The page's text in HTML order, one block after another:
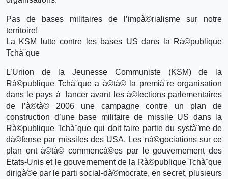
Pas de bases militaires de l’impà©rialisme sur notre
territoire!
La KSM lutte contre les bases US dans la Rà©publique
Tchà¨que
L’Union de la Jeunesse Communiste (KSM) de la
Rà©publique Tchà¨que a à©tà© la premià¨re organisation
dans le pays à lancer avant les à©lections parlementaires
de l’à©tà© 2006 une campagne contre un plan de
construction d’une base militaire de missile US dans la
Rà©publique Tchà¨que qui doit faire partie du systà¨me de
dà©fense par missiles des USA. Les nà©gociations sur ce
plan ont à©tà© commencà©es par le gouvernement des
Etats-Unis et le gouvernement de la Rà©publique Tchà¨que
dirigà©e par le parti social-dà©mocrate, en secret, plusieurs